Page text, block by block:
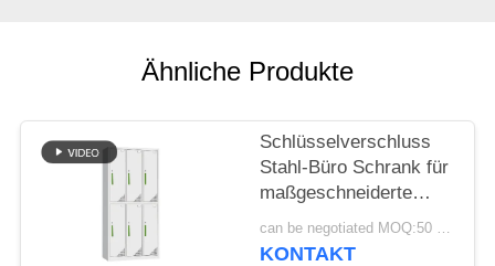
SITEMAP
PRIVACY
POLICY
Ähnliche Produkte
Schlüsselverschluss
Stahl-Büro Schrank für
maßgeschneiderte
Büro-Speicherlösungencan be negotiated MOQ:50 Stück
KONTAKT